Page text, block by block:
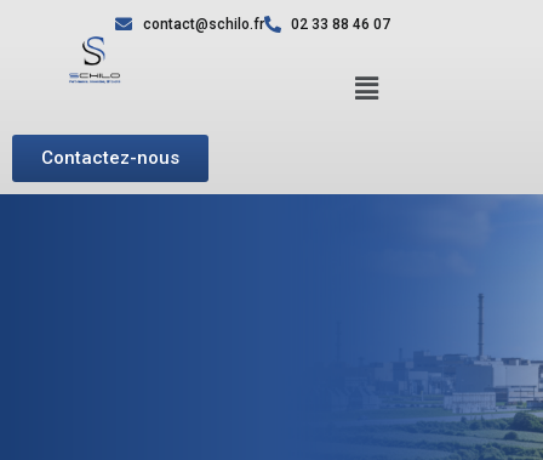
contact@schilo.fr 02 33 88 46 07
Contactez-nous